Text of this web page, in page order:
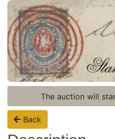
Register
Login
The auction will
Back